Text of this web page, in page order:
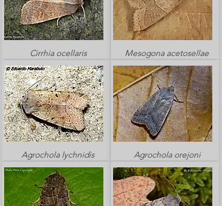
Cirrhia ocellaris
Agrochola lychnidis
Mesogona acetosellae
Agrochola orejoni